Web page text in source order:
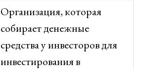
Организация, которая
собирает денежные
средства у инвесторов для
инвестирования в